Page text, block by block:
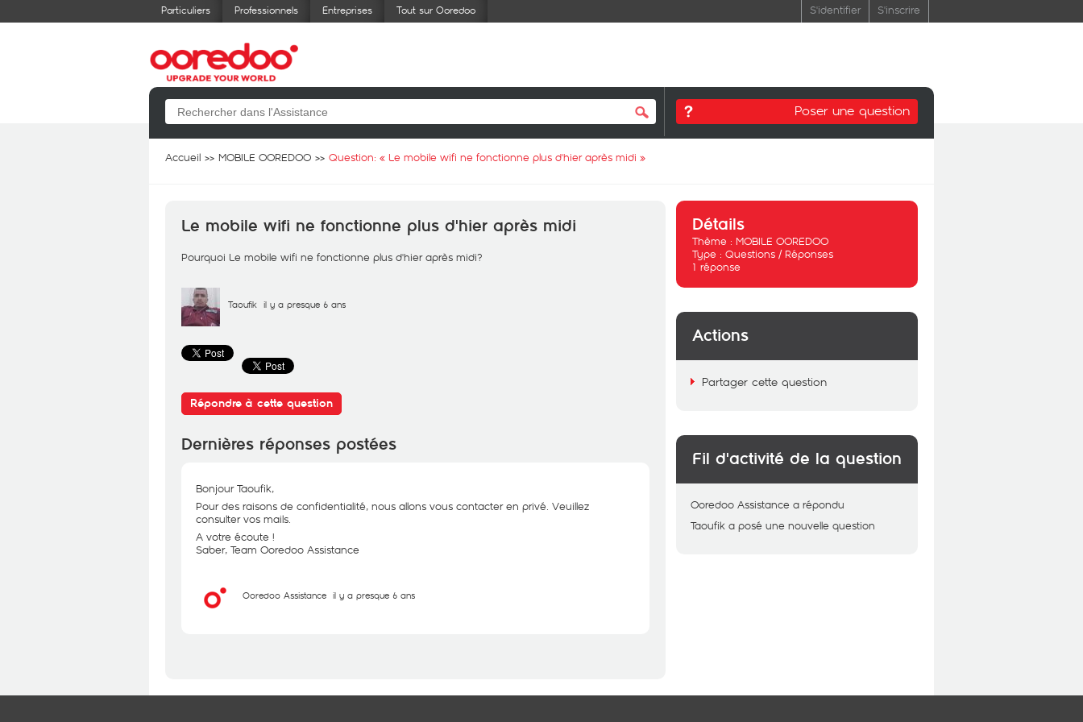
Particuliers Professionnels Entreprises Tout sur Ooredoo S'identifier S'inscrire
Poser une question
Accueil MOBILE OOREDOO Question: « Le mobile wifi ne fonctionne plus d'hier après midi »
Le mobile wifi ne fonctionne plus d'hier après midi
Pourquoi Le mobile wifi ne fonctionne plus d'hier après midi?
Taoufik il y a presque 6 ans
Répondre à cette question
Dernières réponses postées
Bonjour Taoufik,
Pour des raisons de confidentialité, nous allons vous contacter en privé. Veuillez
consulter vos mails.
A votre écoute !
Saber, Team Ooredoo Assistance
Ooredoo Assistance il y a presque 6 ans
Détails
Thème : MOBILE OOREDOO
Type : Questions / Réponses
1 réponse
Actions
Partager cette question
Fil d'activité de la question
Ooredoo Assistance a répondu
Taoufik a posé une nouvelle question